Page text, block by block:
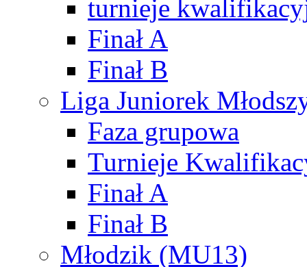
turnieje
Finał A
Finał B
Liga Juniorek
Faza grupowa
Turnieje
Finał A
Finał B
Młodzik (MU13)